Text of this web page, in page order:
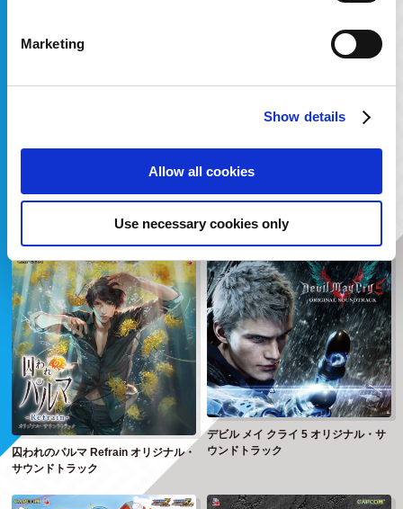
Marketing
Show details
Allow all cookies
Use necessary cookies only
ジナルサウンドトラック
囚われのパルマ Refrain オリジナル・
サウンドトラック
デビル メイ クライ 5 オリジナル・サ
ウンドトラック